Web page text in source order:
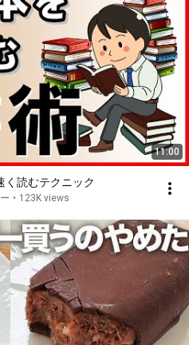
11:00
く読むテクニック
• 123K views